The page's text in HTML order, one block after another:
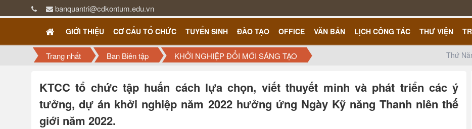
banquantri@cdkontum.edu.vn
GIỚI THIỆU CƠ CẤU TỔ CHỨC TUYỂN SINH ĐÀO TẠO OFFICE VĂN BẢN LỊCH CÔNG TÁC THƯ VIỆN
Trang nhất Ban Biên tập KHỞI NGHIỆP ĐỔI MỚI SÁNG TẠO Thứ
KTCC tổ chức tập huấn cách lựa chọn, viết thuyết minh và phát triển các ý
tưởng, dự án khởi nghiệp năm 2022 hưởng ứng Ngày Kỹ năng Thanh niên thế
giới năm 2022.